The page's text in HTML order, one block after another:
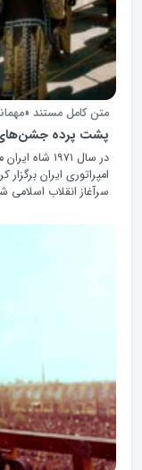
متن کامل مستند
پشت پرده جشن‌های ۲۵۰۰ ساله
در سال
امپراتوری ایران
سرآغاز انقلاب اسلامی